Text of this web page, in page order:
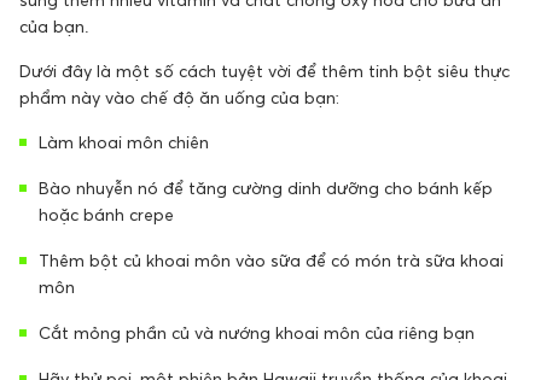
của bạn.
Dưới đây là một số cách tuyệt vời để thêm tinh bột siêu thực
phẩm này vào chế độ ăn uống của bạn:
Làm khoai môn chiên
Bào nhuyễn nó để tăng cường dinh dưỡng cho bánh kếp
hoặc bánh crepe
Thêm bột củ khoai môn vào sữa để có món trà sữa khoai
môn
Cắt mỏng phần củ và nướng khoai môn của riêng bạn